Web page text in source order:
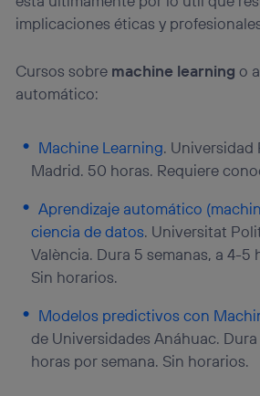
implicaciones éticas y
Cursos sobre machine learning o
automático:
Machine Learning. Universidad
Madrid. 50 horas. Requiere
Aprendizaje automático
ciencia de datos. Universitat
València. Dura 5 semanas, a 4-5
Sin horarios.
Modelos predictivos con
de Universidades Anáhuac.
horas por semana. Sin horarios.